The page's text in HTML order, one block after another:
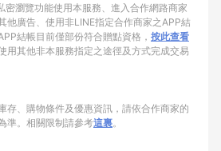
密瀏覽功能使用本服務、進入合作網路商家
他廣告、使用非LINE指定合作商家之APP結
結帳目前僅部份符合贈點資格， 按此查看
用其他非本服務指定之途徑及方式完成交易
存、購物條件及優惠資訊，請依合作商家的
準。相關限制請參考這裏。